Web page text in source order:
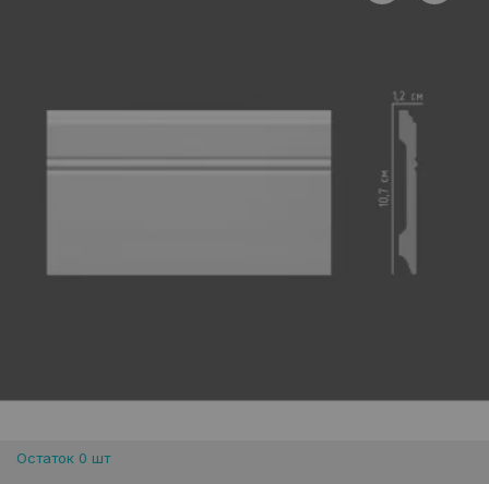
Остаток 0 шт